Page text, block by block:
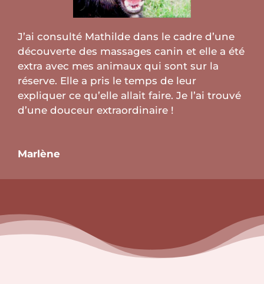
J’ai consulté Mathilde dans le cadre d’une
découverte des massages canin et elle a été
extra avec mes animaux qui sont sur la
réserve. Elle a pris le temps de leur
expliquer ce qu’elle allait faire. Je l’ai trouvé
d’une douceur extraordinaire !
Marlène